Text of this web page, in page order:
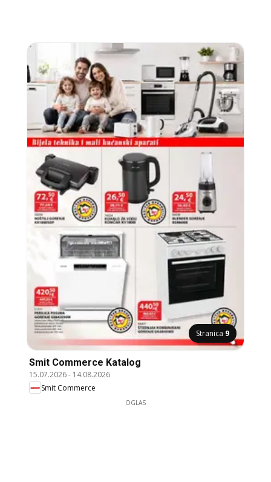
Stranica 9
Smit Commerce Katalog
15.07.2026- 14.08.2026
Smit Commerce
OGLAS